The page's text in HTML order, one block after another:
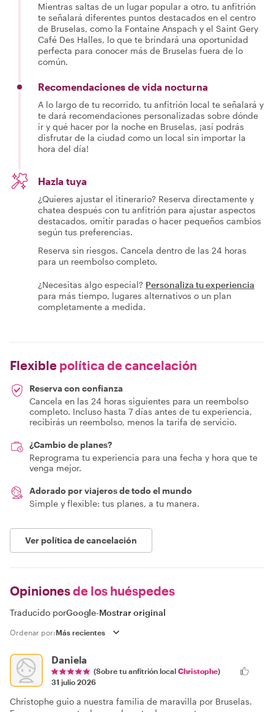
Mientras saltas de un lugar popular a otro, tu anfitrión
te señalará diferentes puntos destacados en el centro
de Bruselas, como la Fontaine Anspach y el Saint Gery
Café Des Halles, lo que te brindará una oportunidad
perfecta para conocer más de Bruselas fuera de lo
común.
Recomendaciones de vida nocturna
A lo largo de tu recorrido, tu anfitrión local te señalará y
te dará recomendaciones personalizadas sobre dónde
ir y qué hacer por la noche en Bruselas, ¡así podrás
disfrutar de la ciudad como un local sin importar la
hora del día!
Hazla tuya
¿Quieres ajustar el itinerario? Reserva directamente y
chatea después con tu anfitrión para ajustar aspectos
destacados, omitir paradas o hacer pequeños cambios
según tus preferencias.
Reserva sin riesgos. Cancela dentro de las 24 horas
para un reembolso completo.
¿Necesitas algo especial? Personaliza tu experiencia
para más tiempo, lugares alternativos o un plan
completamente a medida.
Flexible política de cancelación
Reserva con confianza
Cancela en las 24 horas siguientes para un reembolso
completo. Incluso hasta 7 días antes de tu experiencia,
recibirás un reembolso, menos la tarifa de servicio.
¿Cambio de planes?
Reprograma tu experiencia para una fecha y hora que te
venga mejor.
Adorado por viajeros de todo el mundo
Simple y flexible: tus planes, a tu manera.
Ver política de cancelación
Opinionesde los huéspedes
Traducido porGoogle-Mostrar original
Ordenar por:
Daniela
(Sobre tu anfitrión local Christophe)
31 julio 2026
Christophe guio a nuestra familia de maravilla por Bruselas.